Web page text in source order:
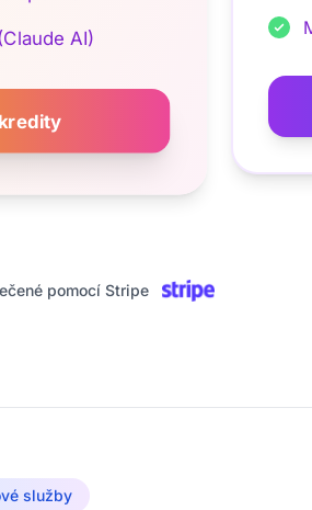
AI)
pomocí Stripe
služby